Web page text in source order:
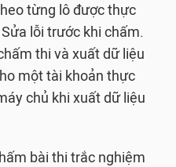
từng lô được thực
lỗi trước khi chấm.
thi và xuất dữ liệu
một tài khoản thực
chủ khi xuất dữ liệu
bài thi trắc nghiệm